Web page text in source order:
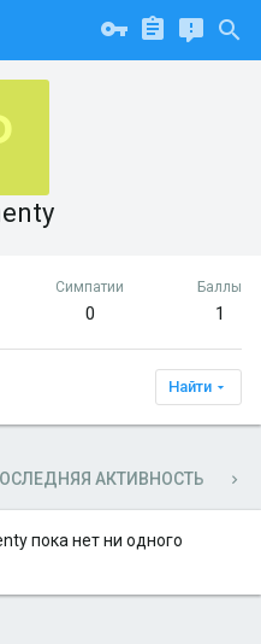
Симпатии
0
Баллы
1
Найти
АКТИВНОСТЬ
пока нет ни одного